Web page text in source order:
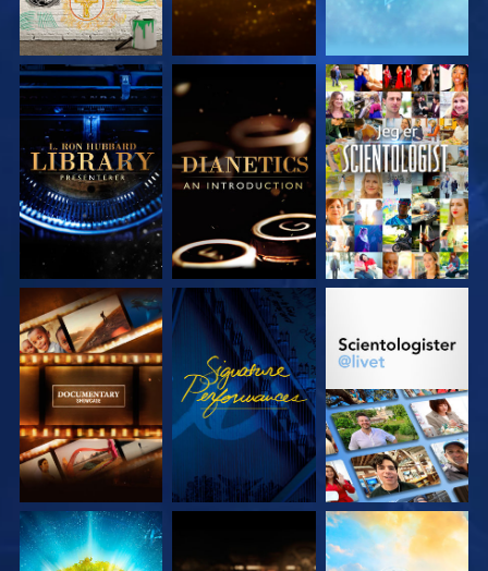
UTFORSK SERIEN UTFORSK SERIEN SE
UTFORSK SERIEN SE UTFORSK SERIEN